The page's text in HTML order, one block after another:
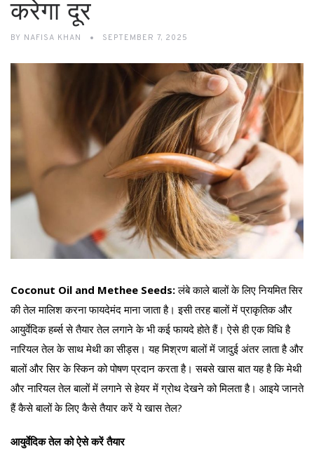
करेगा दूर
BY NAFISA KHAN SEPTEMBER 7, 2025
Coconut Oil and Methee Seeds:लंबे काले बालों के लिए नियमित सिर
की तेल मालिश करना फायदेमंद माना जाता है। इसी तरह बालों में प्राकृतिक और
आयुर्वेदिक हर्ब्स से तैयार तेल लगाने के भी कई फायदे होते हैं। ऐसे ही एक विधि है
नारियल तेल के साथ मेथी का सीड्स। यह मिश्रण बालों में जादुई अंतर लाता है और
बालों और सिर के स्किन को पोषण प्रदान करता है। सबसे खास बात यह है कि मेथी
और नारियल तेल बालों में लगाने से हेयर में ग्रोथ देखने को मिलता है। आइये जानते
हैं कैसे बालों के लिए कैसे तैयार करें ये खास तेल?
आयुर्वेदिक तेल को ऐसे करें तैयार